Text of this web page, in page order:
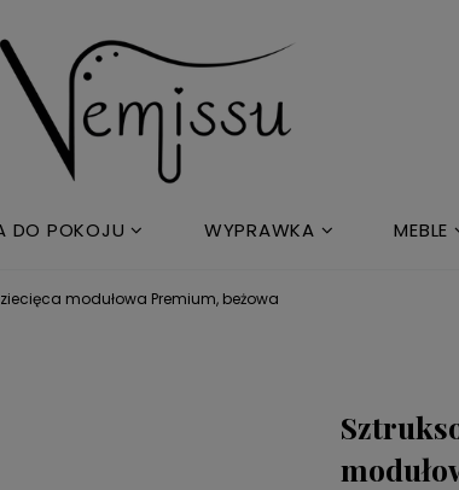
DO POKOJU WYPRAWKA MEBLE
modułowa Premium, beżowa